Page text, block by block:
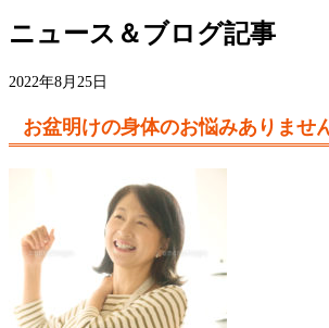
ニュース＆ブログ記事
2022年8月25日
お盆明けの身体のお悩みありませ